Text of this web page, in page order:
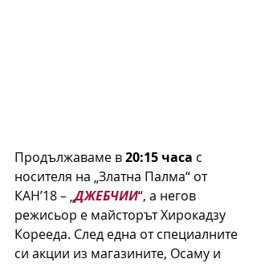
Продължаваме в 20:15 часа с
носителя на „Златна Палма“ от
КАН’18 – „ДЖЕБЧИИ“, а негов
режисьор е майсторът Хирокадзу
Корееда. След една от специалните
си акции из магазините, Осаму и